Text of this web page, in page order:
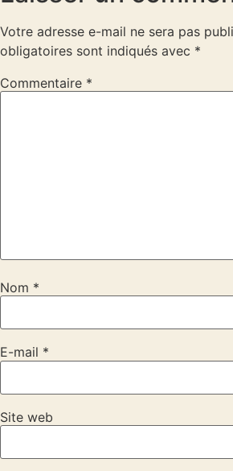
Votre adresse e-mail ne sera pas
obligatoires sont indiqués avec *
Commentaire *
Nom *
E-mail *
Site web